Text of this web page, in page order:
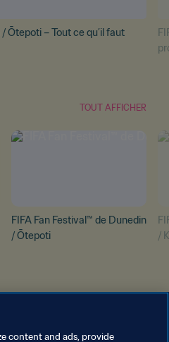
Ōtepoti – Tout ce qu’il faut
TOUT AFFICHER
FIFA Fan Festival™ de Dunedin
/ Ōtepoti
/
content and ads, provide